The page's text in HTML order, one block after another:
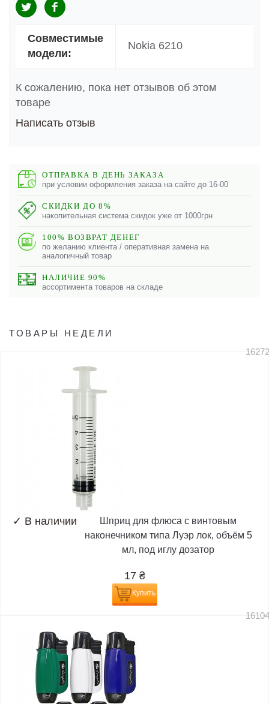
Совместимые
модели:
Nokia 6210
К сожалению, пока нет отзывов об этом
товаре
Написать отзыв
ОТПРАВКА В ДЕНЬ ЗАКАЗА
при условии оформления заказа на сайте до 16-00
СКИДКИ ДО 8%
накопительная система скидок уже от 1000грн
100% ВОЗВРАТ ДЕНЕГ
по желанию клиента / оперативная замена на
аналогичный товар
НАЛИЧИЕ 90%
ассортимента товаров на складе
ТОВАРЫ НЕДЕЛИ
✓ В наличии
Шприц для флюса с винтовым
наконечником типа Луэр лок, объём 5
мл, под иглу дозатор
17 ₴
Купить